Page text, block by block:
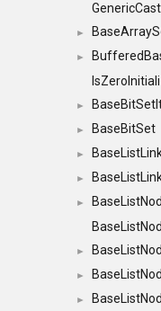
►
►
►
► BaseBitSet
►
►
►
►
►
►